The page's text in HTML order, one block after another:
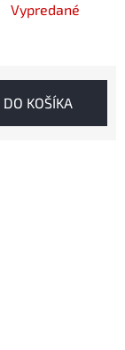
Vypredané
DO KOŠÍKA